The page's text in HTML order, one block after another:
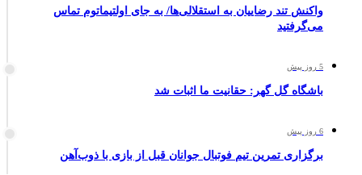
واکنش تند رضاییان به استقلالی‌ها/ به جای اولتیماتوم تماس
می‌گرفتید
5 روز پیش
باشگاه گل گهر: حقانیت ما اثبات شد
6 روز پیش
برگزاری تمرین تیم فوتبال جوانان قبل از بازی با ذوب‌آهن